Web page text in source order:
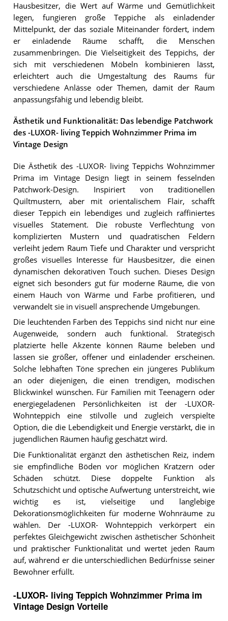
Hausbesitzer, die Wert auf Wärme und Gemütlichkeit
legen, fungieren große Teppiche als einladender
Mittelpunkt, der das soziale Miteinander fördert, indem
er einladende Räume schafft, die Menschen
zusammenbringen. Die Vielseitigkeit des Teppichs, der
sich mit verschiedenen Möbeln kombinieren lässt,
erleichtert auch die Umgestaltung des Raums für
verschiedene Anlässe oder Themen, damit der Raum
anpassungsfähig und lebendig bleibt.
Ästhetik und Funktionalität: Das lebendige Patchwork
des -LUXOR- living Teppich Wohnzimmer Prima im
Vintage Design
Die Ästhetik des -LUXOR- living Teppichs Wohnzimmer
Prima im Vintage Design liegt in seinem fesselnden
Patchwork-Design. Inspiriert von traditionellen
Quiltmustern, aber mit orientalischem Flair, schafft
dieser Teppich ein lebendiges und zugleich raffiniertes
visuelles Statement. Die robuste Verflechtung von
komplizierten Mustern und quadratischen Feldern
verleiht jedem Raum Tiefe und Charakter und verspricht
großes visuelles Interesse für Hausbesitzer, die einen
dynamischen dekorativen Touch suchen. Dieses Design
eignet sich besonders gut für moderne Räume, die von
einem Hauch von Wärme und Farbe profitieren, und
verwandelt sie in visuell ansprechende Umgebungen.
Die leuchtenden Farben des Teppichs sind nicht nur eine
Augenweide, sondern auch funktional. Strategisch
platzierte helle Akzente können Räume beleben und
lassen sie größer, offener und einladender erscheinen.
Solche lebhaften Töne sprechen ein jüngeres Publikum
an oder diejenigen, die einen trendigen, modischen
Blickwinkel wünschen. Für Familien mit Teenagern oder
energiegeladenen Persönlichkeiten ist der -LUXOR-
Wohnteppich eine stilvolle und zugleich verspielte
Option, die die Lebendigkeit und Energie verstärkt, die in
jugendlichen Räumen häufig geschätzt wird.
Die Funktionalität ergänzt den ästhetischen Reiz, indem
sie empfindliche Böden vor möglichen Kratzern oder
Schäden schützt. Diese doppelte Funktion als
Schutzschicht und optische Aufwertung unterstreicht, wie
wichtig es ist, vielseitige und langlebige
Dekorationsmöglichkeiten für moderne Wohnräume zu
wählen. Der -LUXOR- Wohnteppich verkörpert ein
perfektes Gleichgewicht zwischen ästhetischer Schönheit
und praktischer Funktionalität und wertet jeden Raum
auf, während er die unterschiedlichen Bedürfnisse seiner
Bewohner erfüllt.
-LUXOR- living Teppich Wohnzimmer Prima im
Vintage Design Vorteile